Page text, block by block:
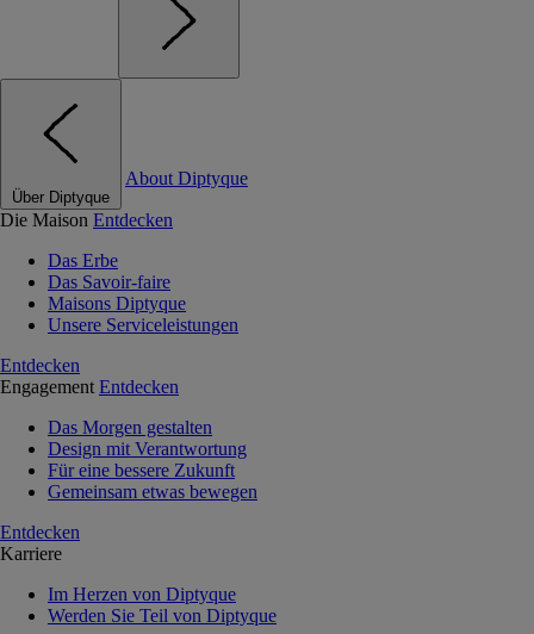
Über Diptyque
About Diptyque
Die Maison Entdecken
Das Erbe
Das Savoir-faire
Maisons Diptyque
Unsere Serviceleistungen
Entdecken
Engagement Entdecken
Das Morgen gestalten
Design mit Verantwortung
Für eine bessere Zukunft
Gemeinsam etwas bewegen
Entdecken
Karriere
Im Herzen von Diptyque
Werden Sie Teil von Diptyque